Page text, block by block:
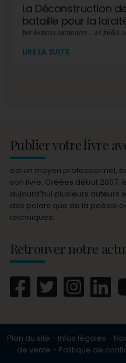
La Déconstruction
bataille pour la
par lectures.suzannees - 28
LIRE LA SUITE
Publier votre livre
est un moyen professionnel,
son livre. Créées début 2007,
aujourd’hui plusieurs auteurs
des polars que de la poésie
techniques.
Retrouver notre
Plan du site - Infos légales -
de vente - Politique de